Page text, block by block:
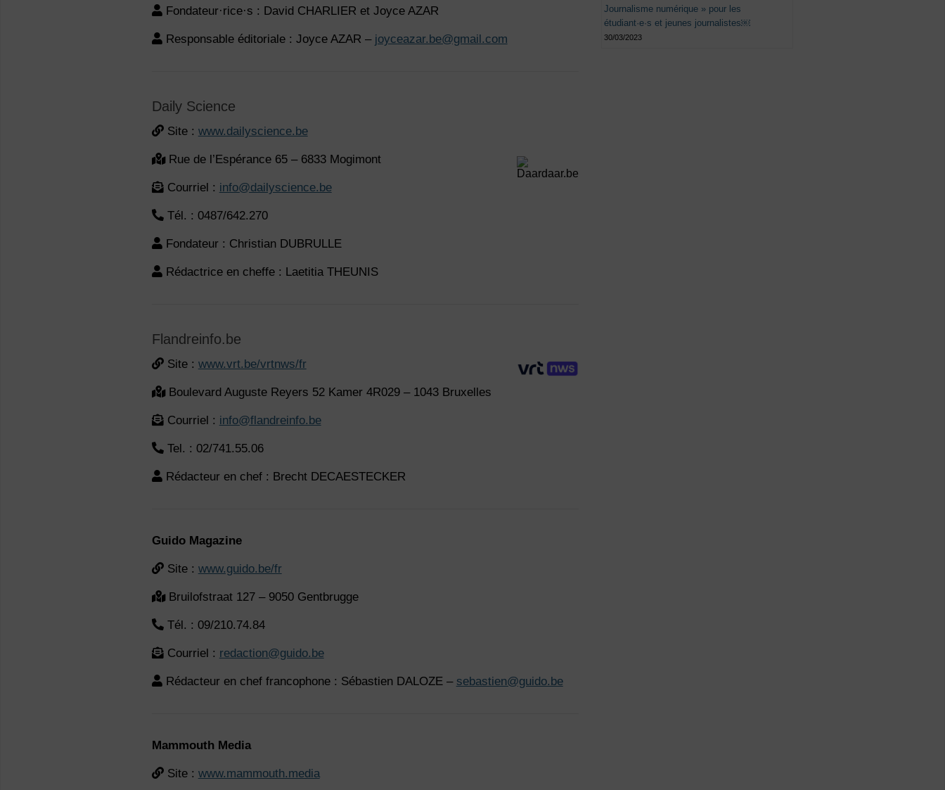
Fondateur·rice·s : David CHARLIER et Joyce AZAR
Responsable éditoriale : Joyce AZAR – joyceazar.be@gmail.com
Daily Science
Site : www.dailyscience.be
Rue de l’Espérance 65 – 6833 Mogimont
Courriel : info@dailyscience.be
Tél. : 0487/642.270
Fondateur : Christian DUBRULLE
Rédactrice en cheffe : Laetitia THEUNIS
Flandreinfo.be
Site : www.vrt.be/vrtnws/fr
Boulevard Auguste Reyers 52 Kamer 4R029 – 1043 Bruxelles
Courriel : info@flandreinfo.be
Tel. : 02/741.55.06
Rédacteur en chef : Brecht DECAESTECKER
Guido Magazine
Site : www.guido.be/fr
Bruilofstraat 127 – 9050 Gentbrugge
Tél. : 09/210.74.84
Courriel : redaction@guido.be
Rédacteur en chef francophone : Sébastien DALOZE – sebastien@guido.be
Mammouth Media
Site : www.mammouth.media
Journalisme numérique » pour les
étudiant·e·s et jeunes journalistes￼
30/03/2023